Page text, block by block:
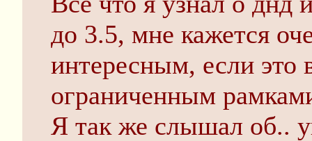
до 3.5, мне кажется
интересным, если это
ограниченным
Я так же слышал об..